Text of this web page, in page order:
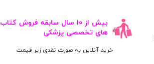
بیش از ۱۰ سال سابقه فروش کتاب‌
های تخصصی پزشکی
خرید آنلاین به صورت نقدی زیر قیمت